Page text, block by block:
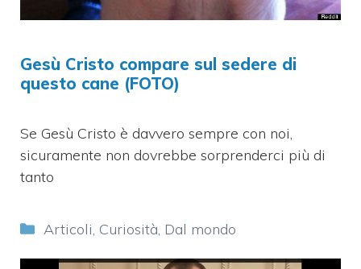
Gesù Cristo compare sul sedere di
questo cane (FOTO)
Se Gesù Cristo è davvero sempre con noi,
sicuramente non dovrebbe sorprenderci più di
tanto
Categorie
Articoli, Curiosità, Dal mondo